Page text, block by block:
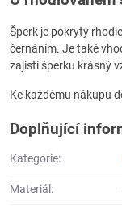
Šperk je pokrytý
černáním. Je také
zajistí šperku krásný
Ke každému nákupu
Doplňující
Kategorie:
Materiál: